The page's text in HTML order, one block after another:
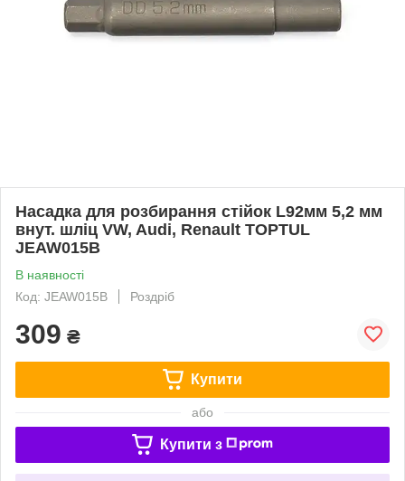
Насадка для розбирання стійок L92мм 5,2 мм
внут. шліц VW, Audi, Renault TOPTUL
JEAW015B
В наявності
Код: JEAW015B
Роздріб
309 ₴
Купити
або
Купити з